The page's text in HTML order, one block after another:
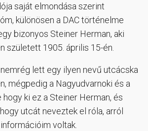
saját elmondása szerint
különösen a DAC történelme
bizonyos Steiner Herman, aki
született 1905. április 15-én.
lett egy ilyen nevű utcácska
mégpedig a Nagyudvarnoki és a
ki ez a Steiner Herman, és
utcát neveztek el róla, arról
voltak.